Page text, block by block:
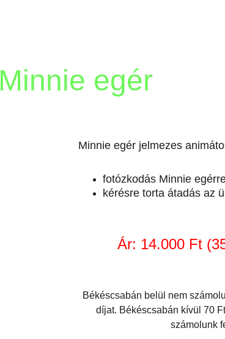
Minnie egér
Minnie egér jelmezes
fotózkodás Minnie
kérésre torta átadás az
Ár: 14.000 Ft
Békéscsabán belül nem
díjat. Békéscsabán kívül 70
számolunk